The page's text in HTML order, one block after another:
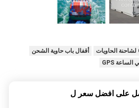
أقفال باب حاوية الشحن
على افضل سعر ل